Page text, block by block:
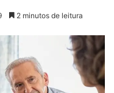
2 minutos de leitura